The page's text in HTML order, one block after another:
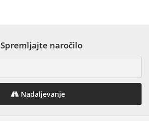
Spremljajte naročilo
Nadaljevanje